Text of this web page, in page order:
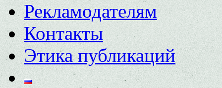
Рекламодателям
Контакты
Этика публикаций